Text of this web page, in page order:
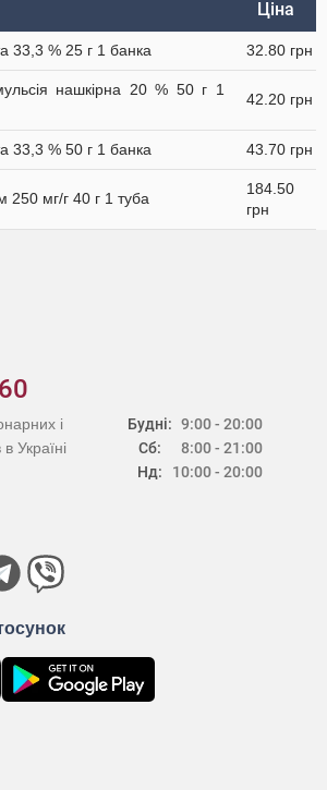
Ціна
33,3 % 25 г 1 банка 32.80 грн
нашкірна 20 % 50 г 1
42.20 грн
33,3 % 50 г 1 банка 43.70 грн
250 мг/г 40 г 1 туба
184.50
грн
Будні:
Сб:
Нд:
9:00 - 20:00
8:00 - 21:00
10:00 - 20:00
і
Україні